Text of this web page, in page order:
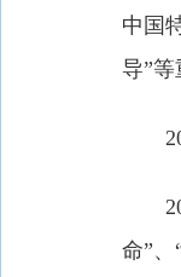
中国
导”
命”